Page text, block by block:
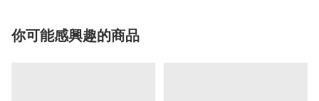
你可能感興趣的商品